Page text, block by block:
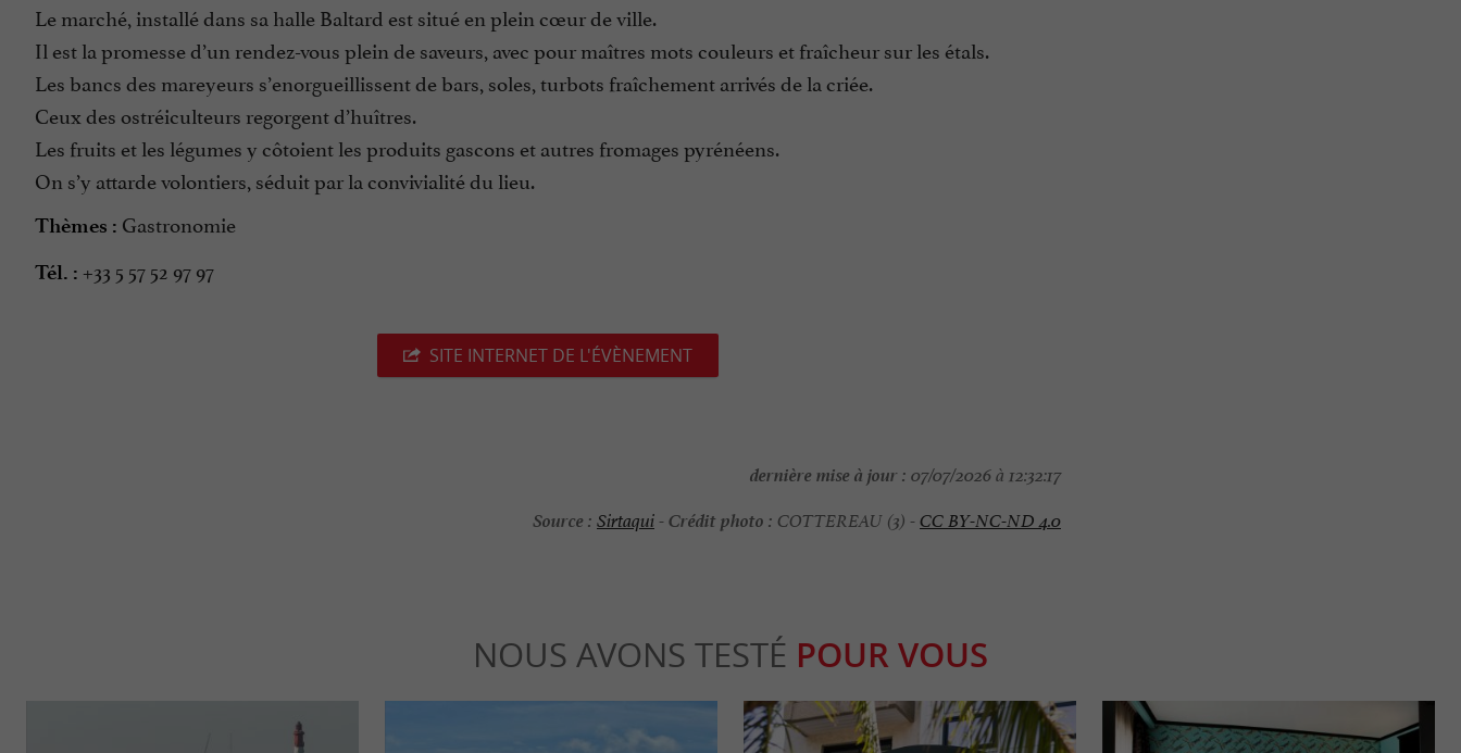
Le marché, installé dans sa halle Baltard est situé en plein cœur de ville.
Il est la promesse d’un rendez-vous plein de saveurs, avec pour maîtres mots couleurs et fraîcheur sur les étals.
Les bancs des mareyeurs s’enorgueillissent de bars, soles, turbots fraîchement arrivés de la criée.
Ceux des ostréiculteurs regorgent d’huîtres.
Les fruits et les légumes y côtoient les produits gascons et autres fromages pyrénéens.
On s’y attarde volontiers, séduit par la convivialité du lieu.
Thèmes : Gastronomie
Tél. : +33 5 57 52 97 97
SITE INTERNET DE L'ÉVÈNEMENT
dernière mise à jour : 07/07/2026 à 12:32:17
Source : Sirtaqui-Crédit photo : COTTEREAU (3) -CC BY-NC-ND 4.0
NOUS AVONS TESTÉ POUR VOUS